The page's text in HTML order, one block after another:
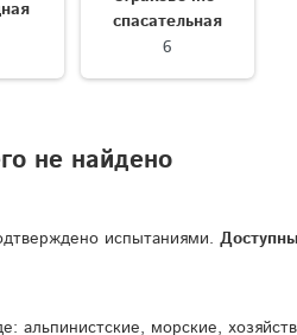
спасательная
6
не найдено
испытаниями.
альпинистские, морские,